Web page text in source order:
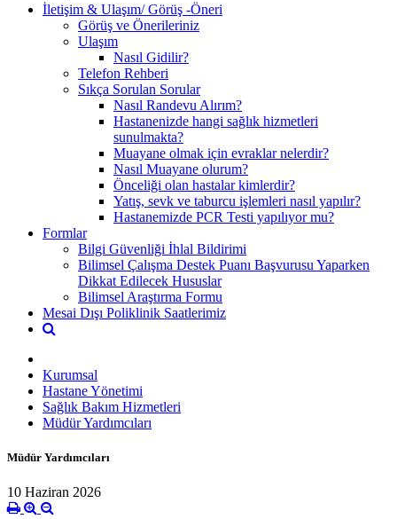
İletişim & Ulaşım/ Görüş -Öneri
Görüş ve Önerileriniz
Ulaşım
Nasıl Gidilir?
Telefon Rehberi
Sıkça Sorulan Sorular
Nasıl Randevu Alırım?
Hastanenizde hangi sağlık hizmetleri
sunulmakta?
Muayane olmak için evraklar nelerdir?
Nasıl Muayane olurum?
Önceliği olan hastalar kimlerdir?
Yatış, sevk ve taburcu işlemleri nasıl yapılır?
Hastanemizde PCR Testi yapılıyor mu?
Formlar
Bilgi Güvenliği İhlal Bildirimi
Bilimsel Çalışma Destek Puanı Başvurusu Yaparken
Dikkat Edilecek Hususlar
Bilimsel Araştırma Formu
Mesai Dışı Poliklinik Saatlerimiz
Kurumsal
Hastane Yönetimi
Sağlık Bakım Hizmetleri
Müdür Yardımcıları
Müdür Yardımcıları
10 Haziran 2026